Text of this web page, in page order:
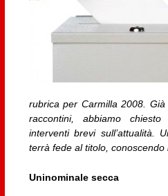
rubrica per Carmilla 2008.
raccontini, abbiamo
interventi brevi sull’attualità.
terrà fede al titolo, conoscendo
Uninominale secca